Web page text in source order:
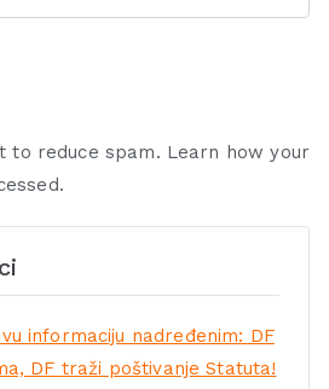
to reduce spam. Learn how your
informaciju nadređenim: DF
DF traži poštivanje Statuta!